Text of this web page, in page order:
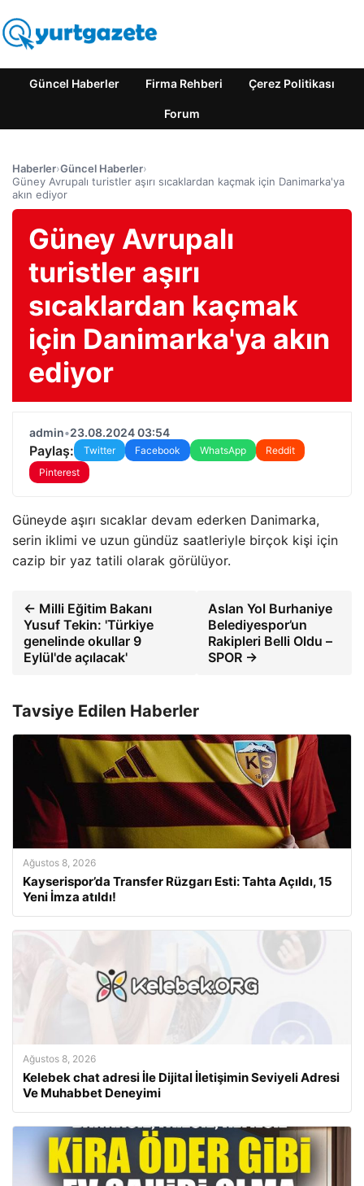
Güncel Haberler Firma Rehberi Çerez Politikası
Forum
Haberler›Güncel Haberler›
Güney Avrupalı turistler aşırı sıcaklardan kaçmak için Danimarka'ya
akın ediyor
Güney Avrupalı
turistler aşırı
sıcaklardan kaçmak
için Danimarka'ya akın
ediyor
admin•23.08.2024 03:54
Paylaş: Twitter Facebook WhatsApp
Reddit
Pinterest
Güneyde aşırı sıcaklar devam ederken Danimarka,
serin iklimi ve uzun gündüz saatleriyle birçok kişi için
cazip bir yaz tatili olarak görülüyor.
← Milli Eğitim Bakanı
Yusuf Tekin: 'Türkiye
genelinde okullar 9
Eylül'de açılacak'
Aslan Yol Burhaniye
Belediyespor’un
Rakipleri Belli Oldu –
SPOR →
Tavsiye Edilen Haberler
Ağustos 8, 2026
Kayserispor’da Transfer Rüzgarı Esti: Tahta Açıldı, 15
Yeni İmza atıldı!
Ağustos 8, 2026
Kelebek chat adresi İle Dijital İletişimin Seviyeli Adresi
Ve Muhabbet Deneyimi